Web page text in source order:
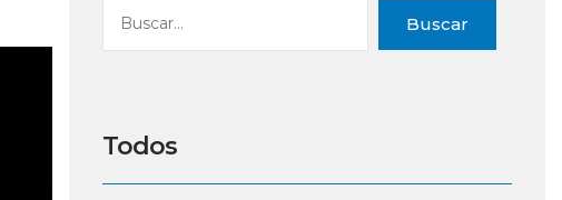
Buscar
Todos